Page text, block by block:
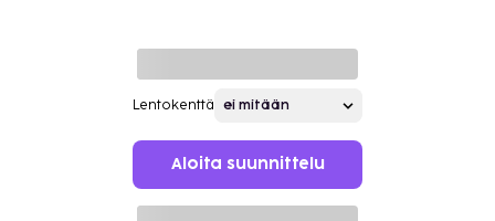
Lentokenttä
Aloita suunnittelu